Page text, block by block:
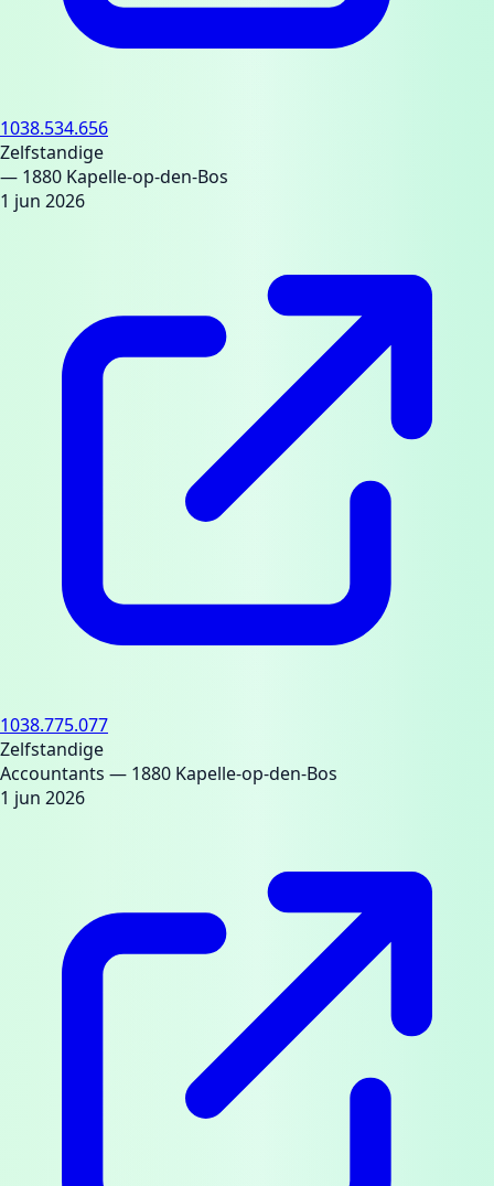
1038.534.656
Zelfstandige
— 1880 Kapelle-op-den-Bos
1 jun 2026
1038.775.077
Zelfstandige
Accountants — 1880 Kapelle-op-den-Bos
1 jun 2026